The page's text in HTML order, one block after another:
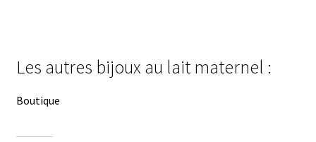
Les autres bijoux au lait maternel :
Boutique